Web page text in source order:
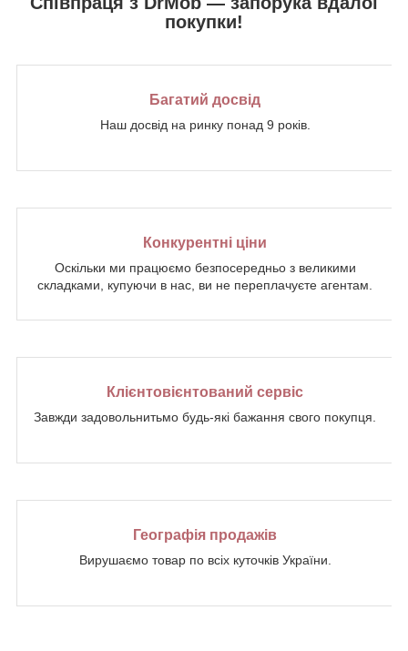
покупки!
Багатий досвід
Наш досвід на ринку понад 9 років.
Конкурентні ціни
Оскільки ми працюємо безпосередньо з великими
складками, купуючи в нас, ви не переплачуєте агентам.
Клієнтовієнтований сервіс
Завжди задовольнитьмо будь-які бажання свого покупця.
Географія продажів
Вирушаємо товар по всіх куточків України.